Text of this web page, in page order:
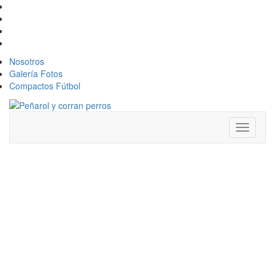
Nosotros
Galería Fotos
Compactos Fútbol
Toggle